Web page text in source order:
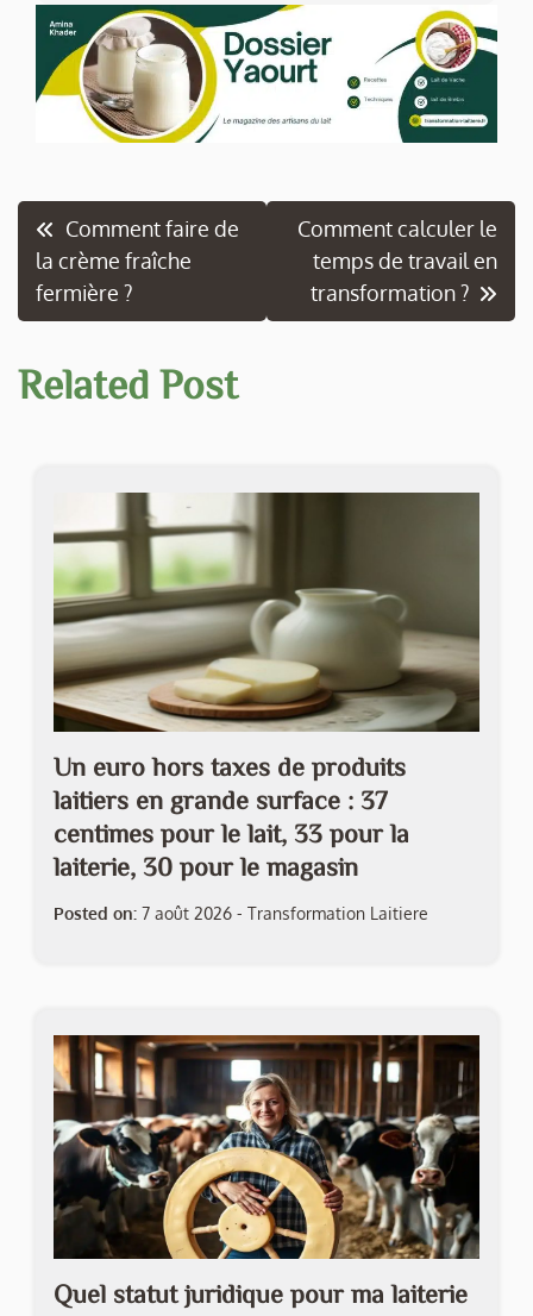
Navigation
de
l’article
Comment faire de
la crème fraîche
fermière ?
Comment calculer le
temps de travail en
transformation ?
Related Post
Un euro hors taxes de produits
laitiers en grande surface : 37
centimes pour le lait, 33 pour la
laiterie, 30 pour le magasin
Posted on: 7 août 2026 - Transformation Laitiere
Quel statut juridique pour ma laiterie